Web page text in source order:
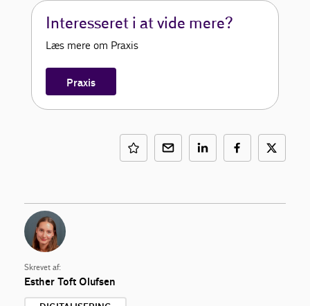
Interesseret i at vide mere?
Læs mere om Praxis
Praxis
Skrevet af:
Esther Toft Olufsen